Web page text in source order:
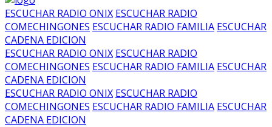
ESCUCHAR RADIO ONIX ESCUCHAR RADIO
COMECHINGONES ESCUCHAR RADIO FAMILIA ESCUCHAR
CADENA EDICION
ESCUCHAR RADIO ONIX ESCUCHAR RADIO
COMECHINGONES ESCUCHAR RADIO FAMILIA ESCUCHAR
CADENA EDICION
ESCUCHAR RADIO ONIX ESCUCHAR RADIO
COMECHINGONES ESCUCHAR RADIO FAMILIA ESCUCHAR
CADENA EDICION